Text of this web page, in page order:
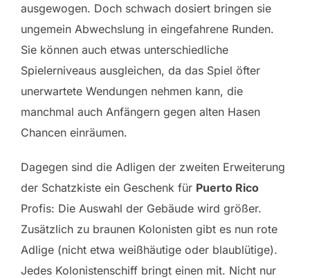
ausgewogen. Doch schwach dosiert bringen sie
ungemein Abwechslung in eingefahrene Runden.
Sie können auch etwas unterschiedliche
Spielerniveaus ausgleichen, da das Spiel öfter
unerwartete Wendungen nehmen kann, die
manchmal auch Anfängern gegen alten Hasen
Chancen einräumen.
Dagegen sind die Adligen der zweiten Erweiterung
der Schatzkiste ein Geschenk für Puerto Rico
Profis: Die Auswahl der Gebäude wird größer.
Zusätzlich zu braunen Kolonisten gibt es nun rote
Adlige (nicht etwa weißhäutige oder blaublütige).
Jedes Kolonistenschiff bringt einen mit. Nicht nur